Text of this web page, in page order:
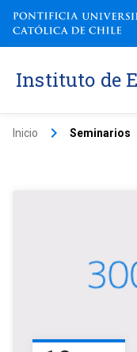
Instituto de
Inicio keyboard_arrow_right Seminarios